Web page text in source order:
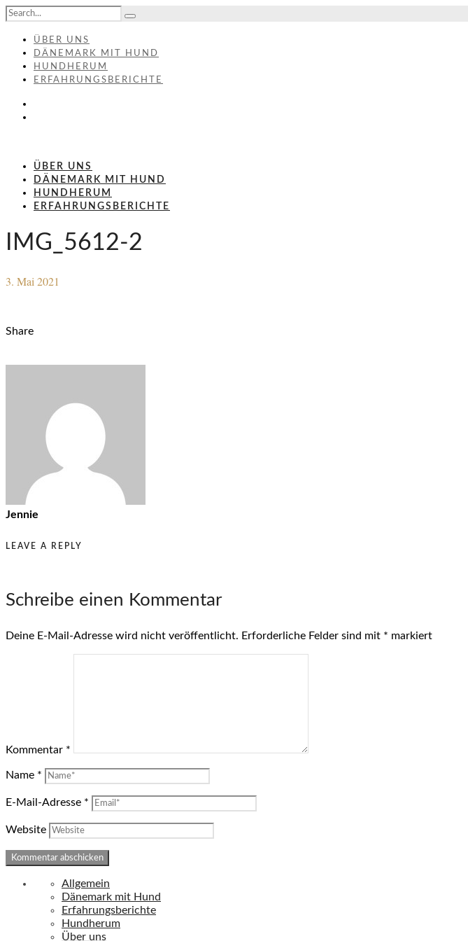
ÜBER UNS
DÄNEMARK MIT HUND
HUNDHERUM
ERFAHRUNGSBERICHTE
ÜBER UNS
DÄNEMARK MIT HUND
HUNDHERUM
ERFAHRUNGSBERICHTE
IMG_5612-2
3. Mai 2021
Share
Jennie
LEAVE A REPLY
Schreibe einen Kommentar
Deine E-Mail-Adresse wird nicht veröffentlicht. Erforderliche Felder sind mit * markiert
Kommentar *
Name *
E-Mail-Adresse *
Website
Allgemein
Dänemark mit Hund
Erfahrungsberichte
Hundherum
Über uns